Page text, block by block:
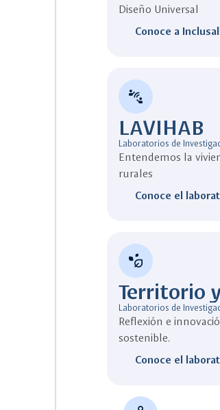
Diseño Universal
Conoce a
connect_without_contact
LAVIHAB
Laboratorios de
Entendemos la
rurales
Conoce el
temp_preferences_eco
Territorio
Laboratorios de
Reflexión e
sostenible.
Conoce el